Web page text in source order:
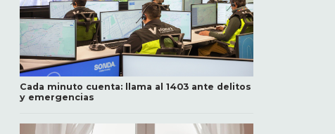
Cada minuto cuenta: llama al 1403 ante delitos
y emergencias